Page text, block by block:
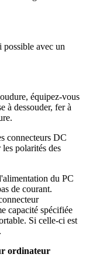
possible avec un
équipez-vous
à dessouder, fer à
connecteurs DC
polarités des
du PC
de courant.
capacité spécifiée
Si celle-ci est
ordinateur